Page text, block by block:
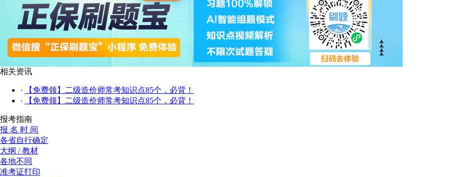
相关资讯
·
【免费领】二级造价师常考知识点85个，必背！
·
【免费领】二级造价师常考知识点85个，必背！
报考指南
报 名 时 间
各省自行确定
大纲 / 教材
各地不同
准考证打印